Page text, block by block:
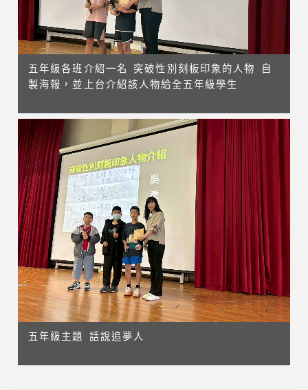
五年級各班介紹一名 突破性別刻板印象的人物 自
製海報，並上台介紹該人物給全五年級學生
五年級主題 話說追夢人